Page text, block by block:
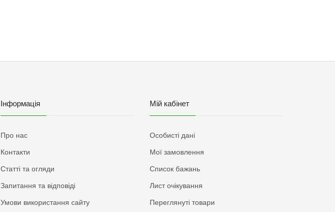
Інформація
Про нас
Контакти
Статті та огляди
Запитання та відповіді
Умови використання сайту
Мій кабінет
Особисті дані
Мої замовлення
Список бажань
Лист очікування
Переглянуті товари